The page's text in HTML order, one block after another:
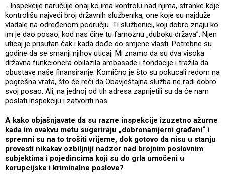
- Inspekcije naručuje onaj ko ima kontrolu nad njima, stranke koje
kontrolišu najveći broj državnih službenika, one koje su najduže
vladale na određenom području. Ti službenici, koji dobro znaju ko
im je dao posao, kod nas čine tu famoznu „duboku država”. Njen
uticaj je prisutan čak i kada dođe do smjene vlasti. Potrebne su
godine da se smanji njihov uticaj. Mi znamo da su dva visoka
državna funkcionera obilazila ambasade i fondacije i tražila da
obustave naše finansiranje. Komično je što su pokucali redom na
pogrešna vrata, što će reći da Obavještajna služba ne radi dobro
svoj posao. Ali, na jednoj od tih adresa zaprijetili su da će nam
poslati inspekciju i zatvoriti nas.
A kako objašnjavate da su razne inspekcije izuzetno ažurne
kada im ovakvu metu sugeriraju „dobronamjerni građani“ i
spremni su na to trošiti vrijeme, dok gotovo da nisu u stanju
provesti nikakav ozbiljniji nadzor nad brojnim poslovnim
subjektima i pojedincima koji su do grla umočeni u
korupcijske i kriminalne poslove?